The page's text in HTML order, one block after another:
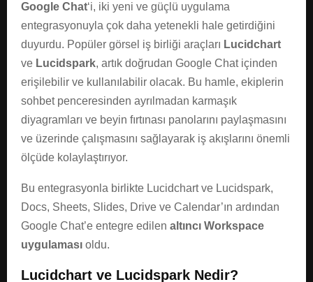
Google Chat‘i, iki yeni ve güçlü uygulama
entegrasyonuyla çok daha yetenekli hale getirdiğini
duyurdu. Popüler görsel iş birliği araçları Lucidchart
ve Lucidspark, artık doğrudan Google Chat içinden
erişilebilir ve kullanılabilir olacak. Bu hamle, ekiplerin
sohbet penceresinden ayrılmadan karmaşık
diyagramları ve beyin fırtınası panolarını paylaşmasını
ve üzerinde çalışmasını sağlayarak iş akışlarını önemli
ölçüde kolaylaştırıyor.
Bu entegrasyonla birlikte Lucidchart ve Lucidspark,
Docs, Sheets, Slides, Drive ve Calendar’ın ardından
Google Chat’e entegre edilen altıncı Workspace
uygulaması oldu.
Lucidchart ve Lucidspark Nedir?